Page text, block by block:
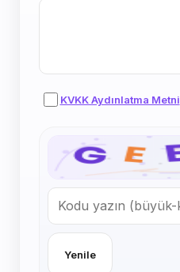
KVKK Aydınlatma Metni
Yenile